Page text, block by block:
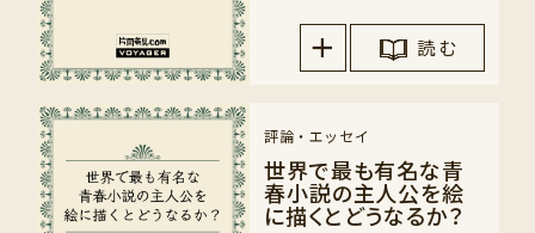
読 む
評論・エッセイ
世界で最も有名な青
春小説の主人公を絵
に描くとどうなるか？